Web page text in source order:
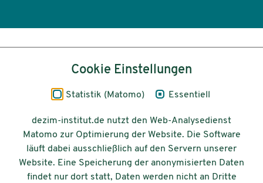
Impressum
Datenschutz
Barrierefreiheit
© 2026 Deutsches Zentrum für
Cookie Einstellungen
Statistik (Matomo) Essentiell
dezim-institut.de nutzt den Web-Analysedienst
Matomo zur Optimierung der Website. Die Software
läuft dabei ausschließlich auf den Servern unserer
Website. Eine Speicherung der anonymisierten Daten
findet nur dort statt, Daten werden nicht an Dritte